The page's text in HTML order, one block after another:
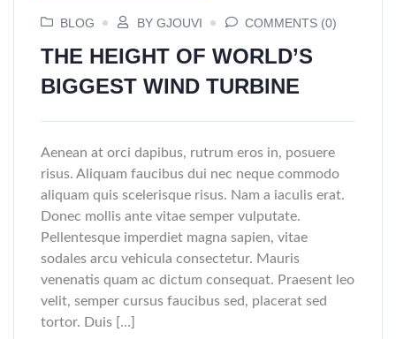
BLOG BY GJOUVI COMMENTS (0)
THE HEIGHT OF WORLD’S
BIGGEST WIND TURBINE
Aenean at orci dapibus, rutrum eros in, posuere
risus. Aliquam faucibus dui nec neque commodo
aliquam quis scelerisque risus. Nam a iaculis erat.
Donec mollis ante vitae semper vulputate.
Pellentesque imperdiet magna sapien, vitae
sodales arcu vehicula consectetur. Mauris
venenatis quam ac dictum consequat. Praesent leo
velit, semper cursus faucibus sed, placerat sed
tortor. Duis […]